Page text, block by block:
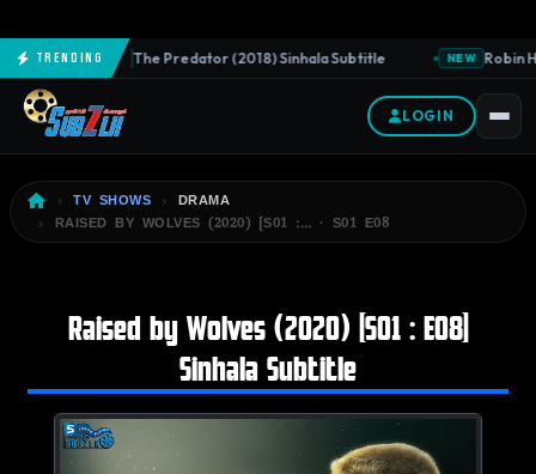
TrendingNEW The Predator (2018) Sinhala Subtitle NEW Robin
LOGIN
TV SHOWS
DRAMA
RAISED BY WOLVES (2020) [S01 :… · S01 E08
Raised by Wolves (2020) [S01 : E08]
Sinhala Subtitle